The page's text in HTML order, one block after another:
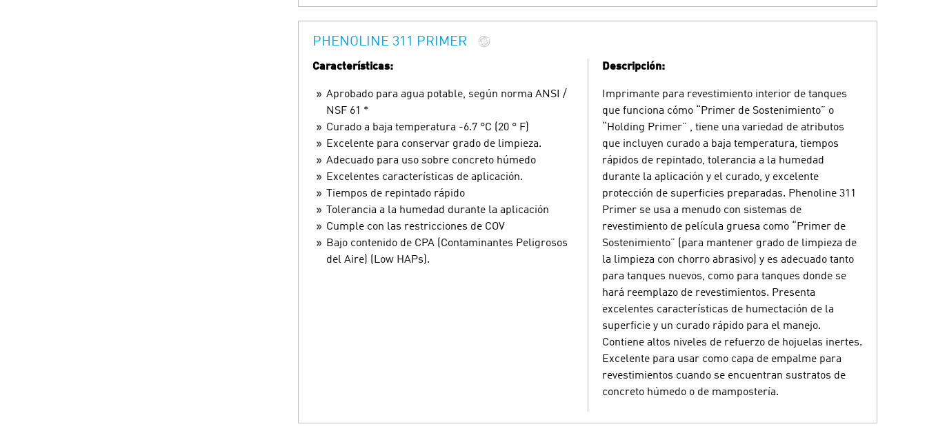
PHENOLINE 311 PRIMER
Características:
Aprobado para agua potable, según norma ANSI /
NSF 61 *
Curado a baja temperatura -6.7 °C (20 ° F)
Excelente para conservar grado de limpieza.
Adecuado para uso sobre concreto húmedo
Excelentes características de aplicación.
Tiempos de repintado rápido
Tolerancia a la humedad durante la aplicación
Cumple con las restricciones de COV
Bajo contenido de CPA (Contaminantes Peligrosos
del Aire) (Low HAPs).
Descripción:
Imprimante para revestimiento interior de tanques
que funciona cómo “Primer de Sostenimiento” o
“Holding Primer” , tiene una variedad de atributos
que incluyen curado a baja temperatura, tiempos
rápidos de repintado, tolerancia a la humedad
durante la aplicación y el curado, y excelente
protección de superficies preparadas. Phenoline 311
Primer se usa a menudo con sistemas de
revestimiento de película gruesa como “Primer de
Sostenimiento” (para mantener grado de limpieza de
la limpieza con chorro abrasivo) y es adecuado tanto
para tanques nuevos, como para tanques donde se
hará reemplazo de revestimientos. Presenta
excelentes características de humectación de la
superficie y un curado rápido para el manejo.
Contiene altos niveles de refuerzo de hojuelas inertes.
Excelente para usar como capa de empalme para
revestimientos cuando se encuentran sustratos de
concreto húmedo o de mampostería.